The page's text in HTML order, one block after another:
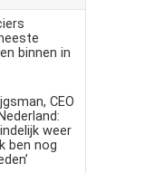
binnen in
CEO
weer
ben nog